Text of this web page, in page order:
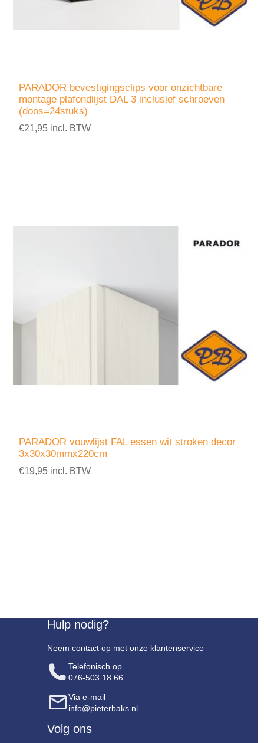
PARADOR bevestigingsclips voor onzichtbare
montage plafondlijst DAL 3 inclusief schroeven
(doos=24stuks)
€21,95 incl. BTW
PARADOR vouwlijst FAL essen wit stroken decor
3x30x30mmx220cm
€19,95 incl. BTW
Hulp nodig?
Neem contact op met onze klantenservice
Telefonisch op
076-503 18 66
Via e-mail
info@pieterbaks.nl
Volg ons